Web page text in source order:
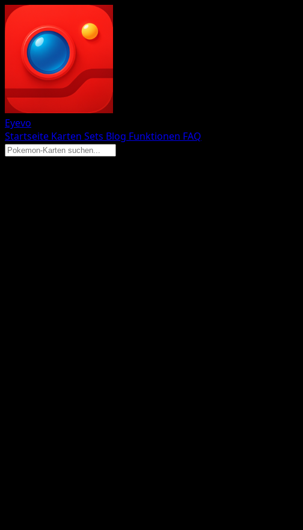
Eyevo
Startseite Karten Sets Blog Funktionen FAQ